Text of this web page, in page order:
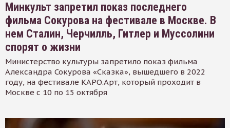
Минкульт запретил показ последнего
фильма Сокурова на фестивале в Москве. В
нем Сталин, Черчилль, Гитлер и Муссолини
спорят о жизни
Министерство культуры запретило показ фильма
Александра Сокурова «Сказка», вышедшего в 2022
году, на фестивале КАРО.Арт, который проходит в
Москве с 10 по 15 октября